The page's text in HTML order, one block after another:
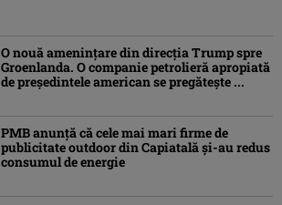
O nouă amenințare din direcția Trump spre
Groenlanda. O companie petrolieră apropiată
de președintele american se pregătește ...
PMB anunță că cele mai mari firme de
publicitate outdoor din Capiatală și-au redus
consumul de energie